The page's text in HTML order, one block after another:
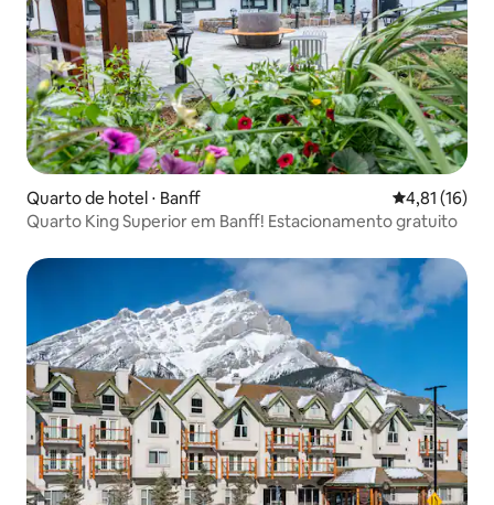
Quarto de hotel ⋅ Banff 4,81 de uma
4,81 (16)
Quarto King Superior em Banff! Estacionamento gratuito